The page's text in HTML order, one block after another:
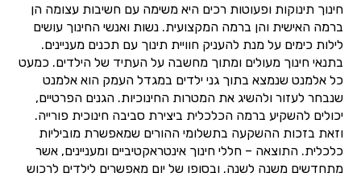
חינוך תינוקות ופעוטות רכים היא משימה עם חשיבות עצומה הן
ברמה האישית והן ברמה המקצועית. נשות ואנשי החינוך עושים
לילות כימים על מנת להעניק חוויית תינוך עם תכנים מעניינים.
בתנאי חינוך מעולים ומתוך מחשבה על העתיד של הילדים. כמעט
כל אלמנט שנמצא בתוך גני ילדים במגדל העמק הוא אלמנט
שנבחר לעזור ולהשיג את המטרות החינוכיות. הגנים הפרטיים,
יכולים להשקיע ברמה הכלכלית ביצירת סביבה חינוכית פורייה.
וזאת בזכות ההשקעה בתשלומי ההורים שמאפשרת מוביליות
כלכלית. התוצאה – חללי חינוך אינטראקטיביים ומעניינים, אשר
מתחדשים משנה לשנה. ובסופו של יום מאפשרים לילדים לרכוש